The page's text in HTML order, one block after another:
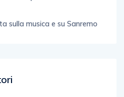
sulla musica e su Sanremo